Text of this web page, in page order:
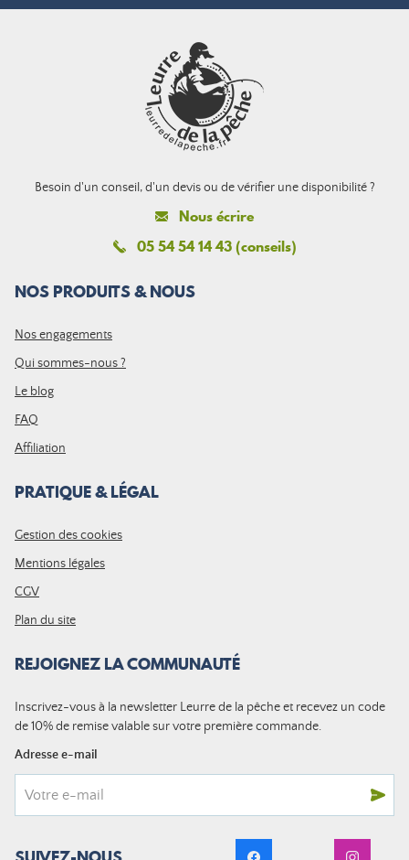
Besoin d'un conseil, d'un devis ou de vérifier une disponibilité ?
Nous écrire
05 54 54 14 43 (conseils)
NOS PRODUITS & NOUS
Nos engagements
Qui sommes-nous ?
Le blog
FAQ
Affiliation
PRATIQUE & LÉGAL
Gestion des cookies
Mentions légales
CGV
Plan du site
REJOIGNEZ LA COMMUNAUTÉ
Inscrivez-vous à la newsletter Leurre de la pêche et recevez un code
de 10% de remise valable sur votre première commande.
Adresse e-mail